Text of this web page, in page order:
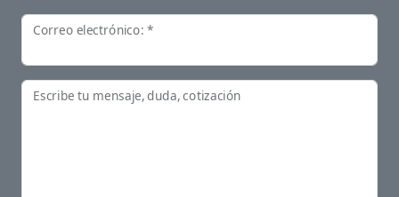
Correo electrónico: *
Escribe tu mensaje, duda, cotización